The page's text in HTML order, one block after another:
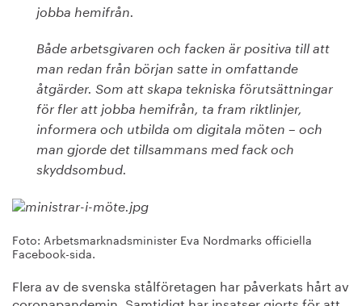
jobba hemifrån.
Både arbetsgivaren och facken är positiva till att
man redan från början satte in omfattande
åtgärder. Som att skapa tekniska förutsättningar
för fler att jobba hemifrån, ta fram riktlinjer,
informera och utbilda om digitala möten – och
man gjorde det tillsammans med fack och
skyddsombud.
Foto: Arbetsmarknadsminister Eva Nordmarks officiella
Facebook-sida.
Flera av de svenska stålföretagen har påverkats hårt av